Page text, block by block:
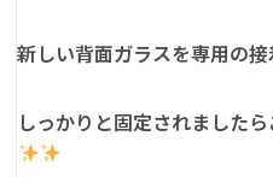
新しい背面ガラスを専用の
しっかりと固定されました